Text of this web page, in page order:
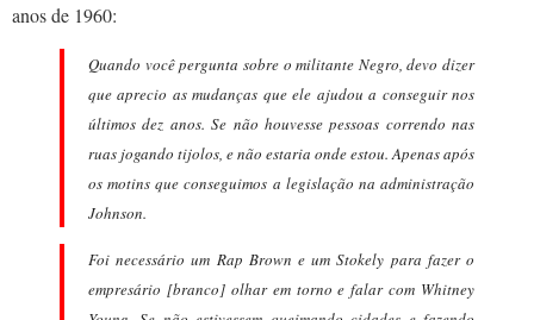
anos de 1960:
Quando você pergunta sobre o militante Negro, devo dizer
que aprecio as mudanças que ele ajudou a conseguir nos
últimos dez anos. Se não houvesse pessoas correndo nas
ruas jogando tijolos, e não estaria onde estou. Apenas após
os motins que conseguimos a legislação na administração
Johnson.
Foi necessário um Rap Brown e um Stokely para fazer o
empresário [branco] olhar em torno e falar com Whitney